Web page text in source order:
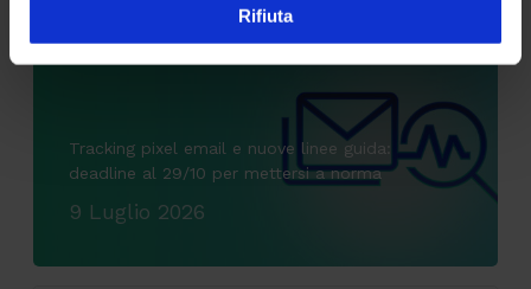
Rifiuta
Tracking pixel email e nuove linee guida:
deadline al 29/10 per mettersi a norma
9 Luglio 2026